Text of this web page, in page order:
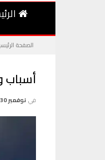
الصفحة
أسباب
في نوفمبر 30, 2024